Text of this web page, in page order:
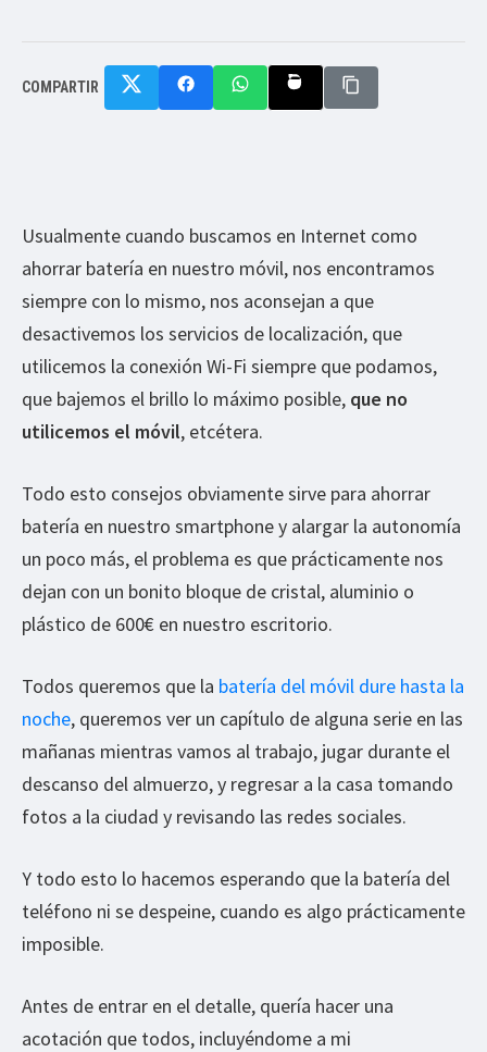
COMPARTIR
Usualmente cuando buscamos en Internet como
ahorrar batería en nuestro móvil, nos encontramos
siempre con lo mismo, nos aconsejan a que
desactivemos los servicios de localización, que
utilicemos la conexión Wi-Fi siempre que podamos,
que bajemos el brillo lo máximo posible, que no
utilicemos el móvil, etcétera.
Todo esto consejos obviamente sirve para ahorrar
batería en nuestro smartphone y alargar la autonomía
un poco más, el problema es que prácticamente nos
dejan con un bonito bloque de cristal, aluminio o
plástico de 600€ en nuestro escritorio.
Todos queremos que la batería del móvil dure hasta la
noche, queremos ver un capítulo de alguna serie en las
mañanas mientras vamos al trabajo, jugar durante el
descanso del almuerzo, y regresar a la casa tomando
fotos a la ciudad y revisando las redes sociales.
Y todo esto lo hacemos esperando que la batería del
teléfono ni se despeine, cuando es algo prácticamente
imposible.
Antes de entrar en el detalle, quería hacer una
acotación que todos, incluyéndome a mi